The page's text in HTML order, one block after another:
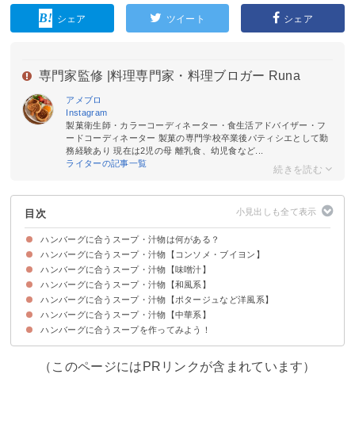
シェア ツイート シェア
専門家監修 | 料理専門家・料理ブロガー Runa
アメブロ
Instagram
製菓衛生師・カラーコーディネーター・食生活アドバイザー・フ
ードコーディネーター 製菓の専門学校卒業後パティシエとして勤
務経験あり 現在は2児の母 離乳食、幼児食など...
ライターの記事一覧
目次
ハンバーグに合うスープ・汁物は何がある？
ハンバーグに合うスープ・汁物【コンソメ・ブイヨン】
①オニオンスープ
②にんにくスープ
③ブロッコリーとトマトのスープ
④ひよこ豆のコンソメスープ
ハンバーグに合うスープ・汁物【味噌汁】
①卵と白菜の味噌汁
②キャベツの味噌汁
③豚汁
④コーンと玉ねぎの味噌汁
⑤さつまいもと玉ねぎの味噌汁
ハンバーグに合うスープ・汁物【和風系】
①白菜と卵の和風コンソメスープ
②もやしのかきたま汁
③大根としいたけの和風スープ
ハンバーグに合うスープ・汁物【ポタージュなど洋風系】
①コーンスープ
②たらこのクリームスープ
③かぼちゃのポタージュ
④ほうれん草のポタージュ
⑤カリフラワーのポタージュ
⑥クラムチャウダー
⑦ミネストローネ
ハンバーグに合うスープ・汁物【中華系】
①もずくスープ
②豆腐と春菊の中華スープ
③春雨スープ
④ネギとチャーシューのスープ
⑤中華風卵スープ
ハンバーグに合うスープを作ってみよう！
（このページにはPRリンクが含まれています）